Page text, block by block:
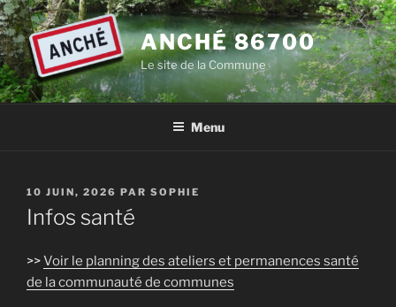
Aller
au
contenu
principal
ANCHÉ 86700
Le site de la Commune
Menu
PUBLIÉ
LE
10 JUIN, 2026 PAR SOPHIE
Infos santé
>>Voir le planning des ateliers et permanences santé
de la communauté de communes